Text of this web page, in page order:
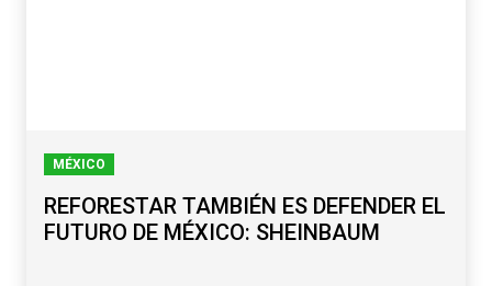
MÉXICO
REFORESTAR TAMBIÉN ES DEFENDER EL
FUTURO DE MÉXICO: SHEINBAUM